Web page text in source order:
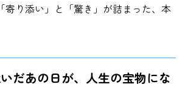
寄り添い」と「驚き」が詰まった、本
だあの日が、人生の宝物にな